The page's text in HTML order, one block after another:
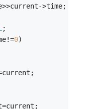
>time;
;
0)